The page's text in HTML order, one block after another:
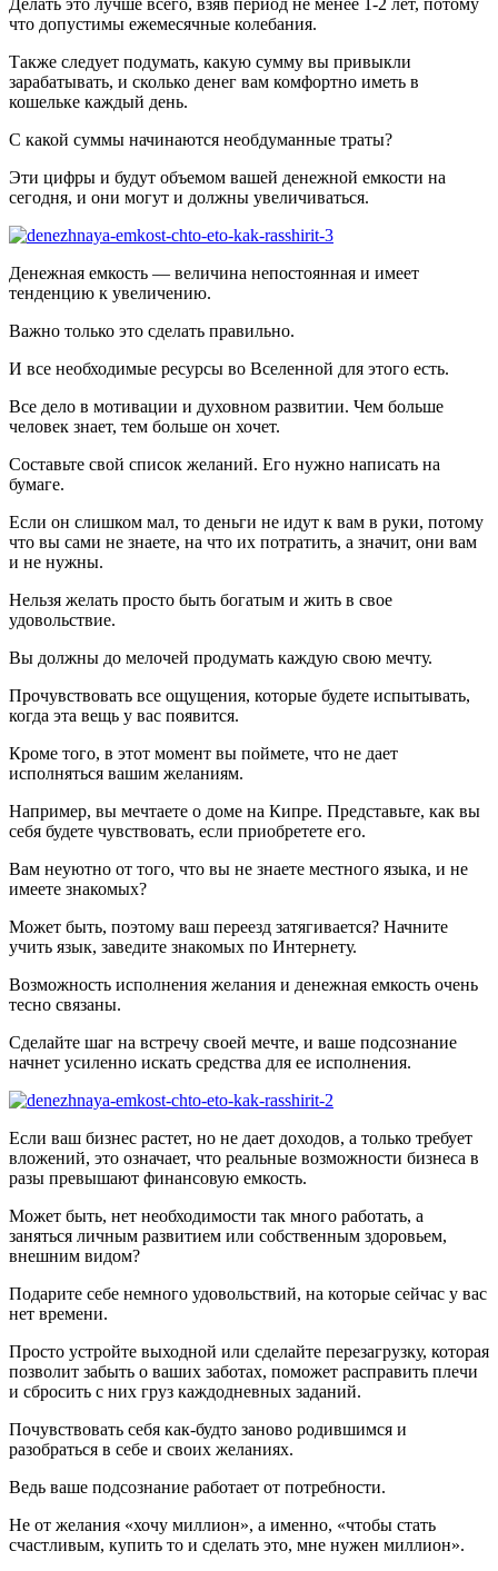
что допустимы ежемесячные колебания.
Также следует подумать, какую сумму вы привыкли
зарабатывать, и сколько денег вам комфортно иметь в
кошельке каждый день.
С какой суммы начинаются необдуманные траты?
Эти цифры и будут объемом вашей денежной емкости на
сегодня, и они могут и должны увеличиваться.
Денежная емкость — величина непостоянная и имеет
тенденцию к увеличению.
Важно только это сделать правильно.
И все необходимые ресурсы во Вселенной для этого есть.
Все дело в мотивации и духовном развитии. Чем больше
человек знает, тем больше он хочет.
Составьте свой список желаний. Его нужно написать на
бумаге.
Если он слишком мал, то деньги не идут к вам в руки, потому
что вы сами не знаете, на что их потратить, а значит, они вам
и не нужны.
Нельзя желать просто быть богатым и жить в свое
удовольствие.
Вы должны до мелочей продумать каждую свою мечту.
Прочувствовать все ощущения, которые будете испытывать,
когда эта вещь у вас появится.
Кроме того, в этот момент вы поймете, что не дает
исполняться вашим желаниям.
Например, вы мечтаете о доме на Кипре. Представьте, как вы
себя будете чувствовать, если приобретете его.
Вам неуютно от того, что вы не знаете местного языка, и не
имеете знакомых?
Может быть, поэтому ваш переезд затягивается? Начните
учить язык, заведите знакомых по Интернету.
Возможность исполнения желания и денежная емкость очень
тесно связаны.
Сделайте шаг на встречу своей мечте, и ваше подсознание
начнет усиленно искать средства для ее исполнения.
Если ваш бизнес растет, но не дает доходов, а только требует
вложений, это означает, что реальные возможности бизнеса в
разы превышают финансовую емкость.
Может быть, нет необходимости так много работать, а
заняться личным развитием или собственным здоровьем,
внешним видом?
Подарите себе немного удовольствий, на которые сейчас у вас
нет времени.
Просто устройте выходной или сделайте перезагрузку, которая
позволит забыть о ваших заботах, поможет расправить плечи
и сбросить с них груз каждодневных заданий.
Почувствовать себя как-будто заново родившимся и
разобраться в себе и своих желаниях.
Ведь ваше подсознание работает от потребности.
Не от желания «хочу миллион», а именно, «чтобы стать
счастливым, купить то и сделать это, мне нужен миллион».